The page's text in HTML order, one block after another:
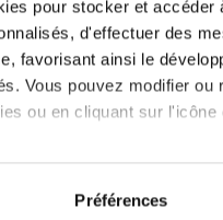
pour stocker et
d'effectuer des
favorisant ainsi le
Vous pouvez modifier
ou en cliquant sur l'icône
également :
sur votre localisation
Préférences
la